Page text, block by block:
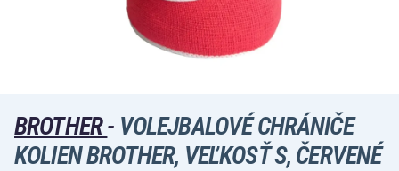
BROTHER- VOLEJBALOVÉ CHRÁNIČE
KOLIEN BROTHER, VEĽKOSŤ S, ČERVENÉ